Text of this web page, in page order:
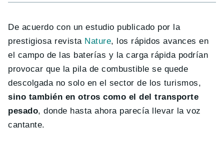
De acuerdo con un estudio publicado por la
prestigiosa revista Nature, los rápidos avances en
el campo de las baterías y la carga rápida podrían
provocar que la pila de combustible se quede
descolgada no solo en el sector de los turismos,
sino también en otros como el del transporte
pesado, donde hasta ahora parecía llevar la voz
cantante.